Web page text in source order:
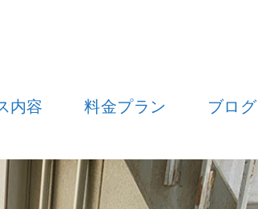
内容 料金プラン ブログ